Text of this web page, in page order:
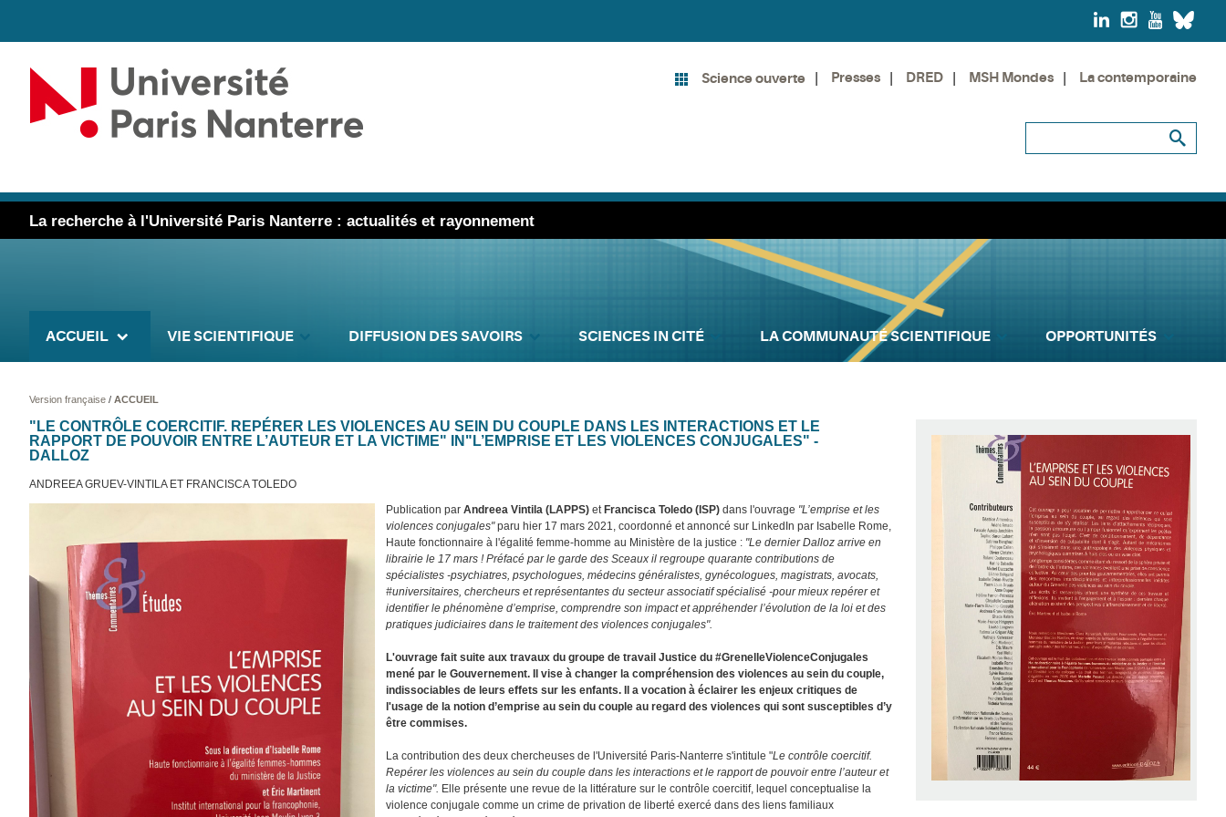
Science ouverte Presses DRED MSH Mondes La contemporaine
La recherche à l'Université Paris Nanterre : actualités et rayonnement
ACCUEIL VIE SCIENTIFIQUE DIFFUSION DES SAVOIRS SCIENCES IN CITÉ LA COMMUNAUTÉ SCIENTIFIQUE OPPORTUNITÉS
Version française/ ACCUEIL
"LE CONTRÔLE COERCITIF. REPÉRER LES VIOLENCES AU SEIN DU COUPLE DANS LES INTERACTIONS ET LE
RAPPORT DE POUVOIR ENTRE L’AUTEUR ET LA VICTIME" IN"L’EMPRISE ET LES VIOLENCES CONJUGALES" -
DALLOZ
ANDREEA GRUEV-VINTILA ET FRANCISCA TOLEDO
Publication parAndreea Vintila (LAPPS)et Francisca Toledo (ISP)dans l'ouvrage "L’emprise et les
violences conjugales"paru hier 17 mars 2021, coordonné et annoncé sur LinkedIn par Isabelle Rome,
Haute fonctionnaire à l'égalité femme-homme au Ministère de la justice : "Le dernier Dalloz arrive en
librairie le 17 mars ! Préfacé par le garde des Sceaux il regroupe quarante contributions de
spécialistes -psychiatres, psychologues, médecins généralistes, gynécologues, magistrats, avocats,
#universitaires, chercheurs et représentantes du secteur associatif spécialisé -pour mieux repérer et
identifier le phénomène d’emprise, comprendre son impact et appréhender l’évolution de la loi et des
pratiques judiciaires dans le traitement des violences conjugales".
L'ouvrage fait suite aux travaux du groupe de travail Justice du #GrenelleViolenceConjugales
mené par le Gouvernement. Il vise à changer la compréhension des violences au sein du couple,
indissociables de leurs effets sur les enfants. Il a vocation à éclairer les enjeux critiques de
l'usage de la notion d’emprise au sein du couple au regard des violences qui sont susceptibles d’y
être commises.
La contribution des deux chercheuses de l'Université Paris-Nanterre s'intitule "Le contrôle coercitif.
Repérer les violences au sein du couple dans les interactions et le rapport de pouvoir entre l’auteur et
la victime". Elle présente une revue de la littérature sur le contrôle coercitif, lequel conceptualise la
violence conjugale comme un crime de privation de liberté exercé dans des liens familiaux